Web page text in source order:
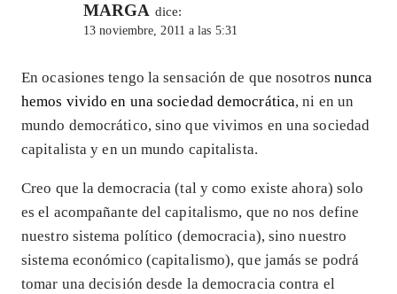
MARGA dice:
13 noviembre, 2011 a las 5:31
En ocasiones tengo la sensación de que nosotros nunca
hemos vivido en una sociedad democrática, ni en un
mundo democrático, sino que vivimos en una sociedad
capitalista y en un mundo capitalista.
Creo que la democracia (tal y como existe ahora) solo
es el acompañante del capitalismo, que no nos define
nuestro sistema político (democracia), sino nuestro
sistema económico (capitalismo), que jamás se podrá
tomar una decisión desde la democracia contra el